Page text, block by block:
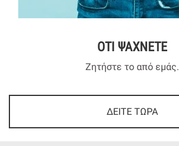
ΟΤΙ ΨΑΧΝΕΤΕ
Ζητήστε το από εμάς.
ΔΕΙΤΕ ΤΩΡΑ